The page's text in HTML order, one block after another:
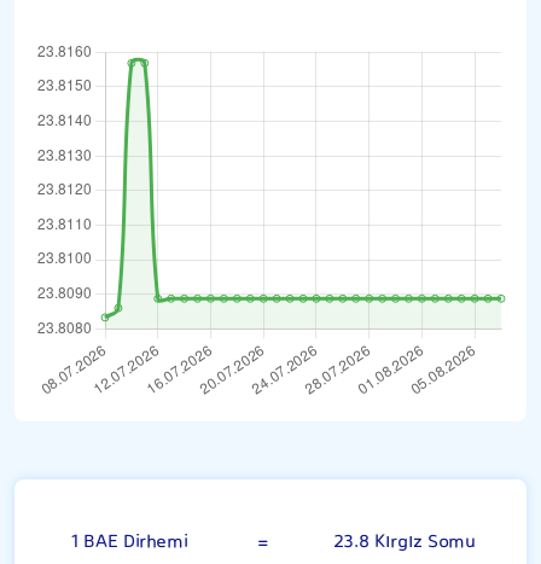
1 BAE Dirhemi =
23.8 Kırgız Somu